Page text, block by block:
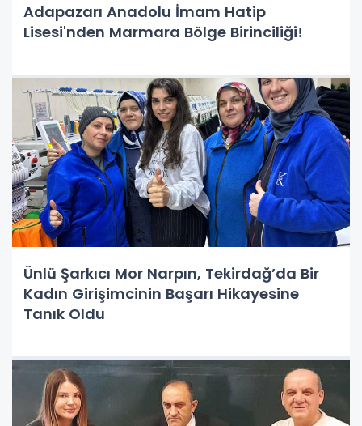
Adapazarı Anadolu İmam Hatip
Lisesi'nden Marmara Bölge Birinciliği!
Ünlü Şarkıcı Mor Narpın, Tekirdağ’da Bir
Kadın Girişimcinin Başarı Hikayesine
Tanık Oldu